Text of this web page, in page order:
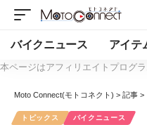
バイクニュース アイテ
本ページはアフィリエイトプログラ
Moto Connect(モトコネクト) > 記事 >
トピックス バイクニュース